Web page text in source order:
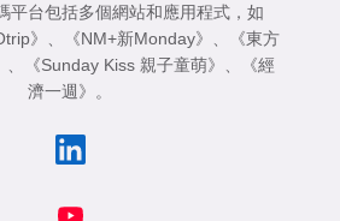
平台包括多個網站和應用程式，如
》 、 《NM+新Monday》 、
《東方
、 《Sunday Kiss 親子童萌》 、
《經
濟一週》 。